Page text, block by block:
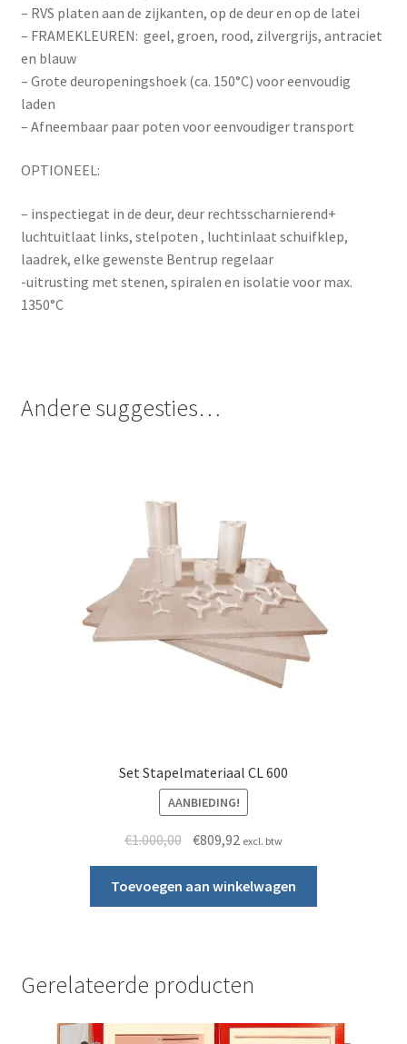
– RVS platen aan de zijkanten, op de deur en op de latei
– FRAMEKLEUREN: geel, groen, rood, zilvergrijs, antraciet
en blauw
– Grote deuropeningshoek (ca. 150°C) voor eenvoudig
laden
– Afneembaar paar poten voor eenvoudiger transport
OPTIONEEL:
– inspectiegat in de deur, deur rechtsscharnierend+
luchtuitlaat links, stelpoten , luchtinlaat schuifklep,
laadrek, elke gewenste Bentrup regelaar
-uitrusting met stenen, spiralen en isolatie voor max.
1350°C
Andere suggesties…
Set Stapelmateriaal CL 600
AANBIEDING!
€1.000,00 Oorspronkelijke prijs was: €1.000,00.
€809,92 Huidige prijs is: €809,92.
excl. btw
Toevoegen aan winkelwagen
Gerelateerde producten